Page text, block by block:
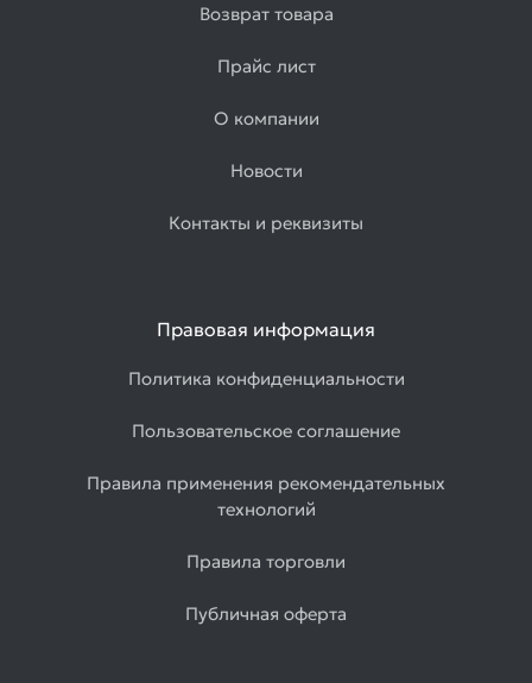
Возврат товара
Прайс лист
О компании
Новости
Контакты и реквизиты
Правовая информация
Политика конфиденциальности
Пользовательское соглашение
Правила применения рекомендательных
технологий
Правила торговли
Публичная оферта